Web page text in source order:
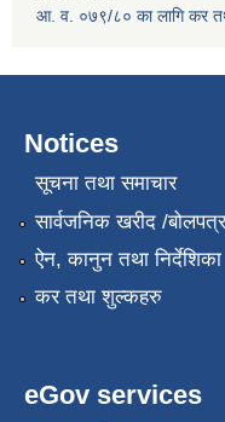
आ. व. ०७९/८० का लागि कर
Notices
सूचना तथा समाचार
सार्वजनिक खरीद /
ऐन, कानुन तथा निर्देशिका
कर तथा शुल्कहरु
eGov services